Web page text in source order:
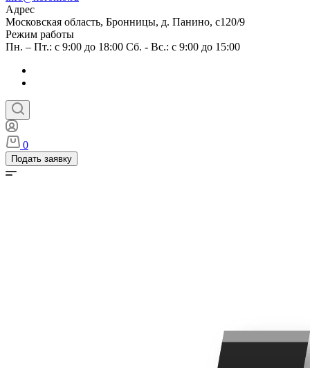
Адрес
Московская область, Бронницы, д. Панино, с120/9
Режим работы
Пн. – Пт.: с 9:00 до 18:00 Сб. - Вс.: с 9:00 до 15:00
0
Подать заявку